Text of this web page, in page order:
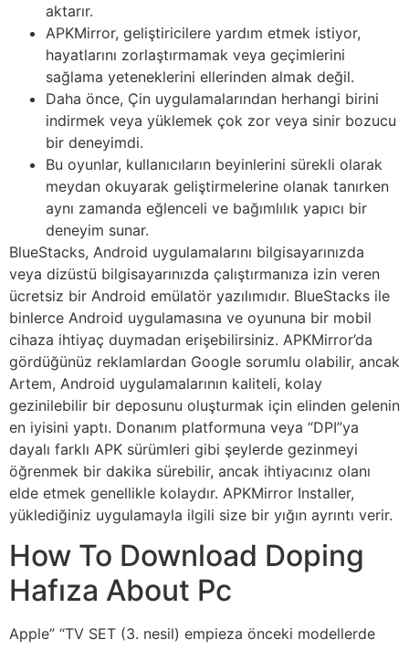
aktarır.
APKMirror, geliştiricilere yardım etmek istiyor,
hayatlarını zorlaştırmamak veya geçimlerini
sağlama yeteneklerini ellerinden almak değil.
Daha önce, Çin uygulamalarından herhangi birini
indirmek veya yüklemek çok zor veya sinir bozucu
bir deneyimdi.
Bu oyunlar, kullanıcıların beyinlerini sürekli olarak
meydan okuyarak geliştirmelerine olanak tanırken
aynı zamanda eğlenceli ve bağımlılık yapıcı bir
deneyim sunar.
BlueStacks, Android uygulamalarını bilgisayarınızda
veya dizüstü bilgisayarınızda çalıştırmanıza izin veren
ücretsiz bir Android emülatör yazılımıdır. BlueStacks ile
binlerce Android uygulamasına ve oyununa bir mobil
cihaza ihtiyaç duymadan erişebilirsiniz. APKMirror’da
gördüğünüz reklamlardan Google sorumlu olabilir, ancak
Artem, Android uygulamalarının kaliteli, kolay
gezinilebilir bir deposunu oluşturmak için elinden gelenin
en iyisini yaptı. Donanım platformuna veya “DPI”ya
dayalı farklı APK sürümleri gibi şeylerde gezinmeyi
öğrenmek bir dakika sürebilir, ancak ihtiyacınız olanı
elde etmek genellikle kolaydır. APKMirror Installer,
yüklediğiniz uygulamayla ilgili size bir yığın ayrıntı verir.
How To Download Doping
Hafıza About Pc
Apple” “TV SET (3. nesil) empieza önceki modellerde